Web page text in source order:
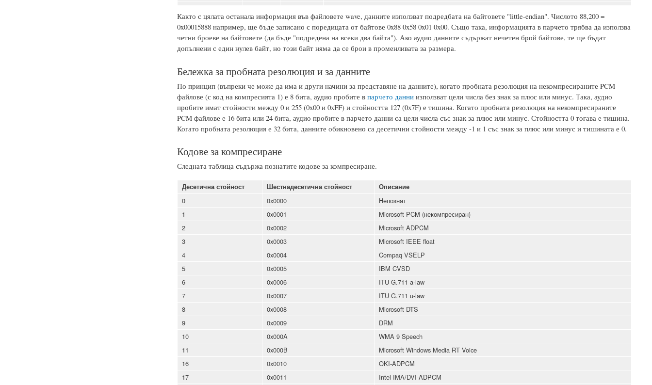
Както с цялата останала информация във файловете wave, данните използват подредбата на байтовете "little-endian". Числото 88,200 =
0x00015888 например, ще бъде записано с поредицата от байтове 0x88 0x58 0x01 0x00. Също така, информацията в парчето трябва да използва
четни броеве на байтовете (да бъде "подредена на всеки два байта"). Ако аудио данните съдържат нечетен брой байтове, те ще бъдат
допълнени с един нулев байт, но този байт няма да се брои в променливата за размера.
Бележка за пробната резолюция и за данните
По принцип (въпреки че може да има и други начини за представяне на данните), когато пробната резолюция на некомпресираните PCM
файлове (с код на компресията 1) е 8 бита, аудио пробите в парчето данниизползват цели числа без знак за плюс или минус. Така, аудио
пробите имат стойности между 0 и 255 (0x00 и 0xFF) и стойността 127 (0x7F) е тишина. Когато пробната резолюция на некомпресираните
PCM файлове е 16 бита или 24 бита, аудио пробите в парчето данни са цели числа със знак за плюс или минус. Стойността 0 тогава е тишина.
Когато пробната резолюция е 32 бита, данните обикновено са десетични стойности между -1 и 1 със знак за плюс или минус и тишината е 0.
Кодове за компресиране
Следната таблица съдържа познатите кодове за компресиране.
Десетична стойност Шестнадесетична стойност Описание
0 0x0000
Непознат
1
0x0001
Microsoft PCM (некомпресиран)
2
0x0002
Microsoft ADPCM
3
0x0003
Microsoft IEEE float
4
0x0004
Compaq VSELP
5
0x0005
IBM CVSD
6
0x0006
ITU G.711 a-law
7
0x0007
ITU G.711 u-law
8
0x0008
Microsoft DTS
9
0x0009
DRM
10
0x000A
WMA 9 Speech
11
0x000B
Microsoft Windows Media RT Voice
16
0x0010
OKI-ADPCM
17
0x0011
Intel IMA/DVI-ADPCM